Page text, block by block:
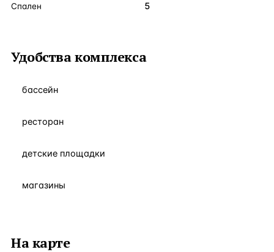
Спален 5
Удобства комплекса
бассейн
ресторан
детские площадки
магазины
На карте